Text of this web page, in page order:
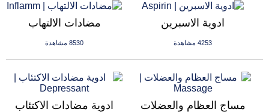
مضادات الالتهاب
8530 مشاهدة
ادوية الاسبرين
4253 مشاهدة
ادوية مضادات الاكتئاب مساج العظام والعضلات